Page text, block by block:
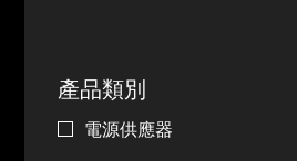
產品類別
電源供應器